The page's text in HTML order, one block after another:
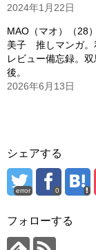
2024年1月22日
MAO（マオ）（28
美子 推しマンガ。
レビュー備忘録。
後。
2026年6月13日
シェアする
error 0
フォローする